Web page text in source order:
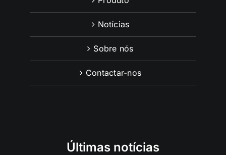
Notícias
Sobre nós
Contactar-nos
Últimas notícias